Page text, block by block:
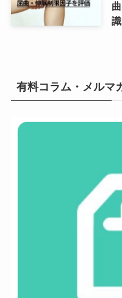
識
有料コラム・メルマ